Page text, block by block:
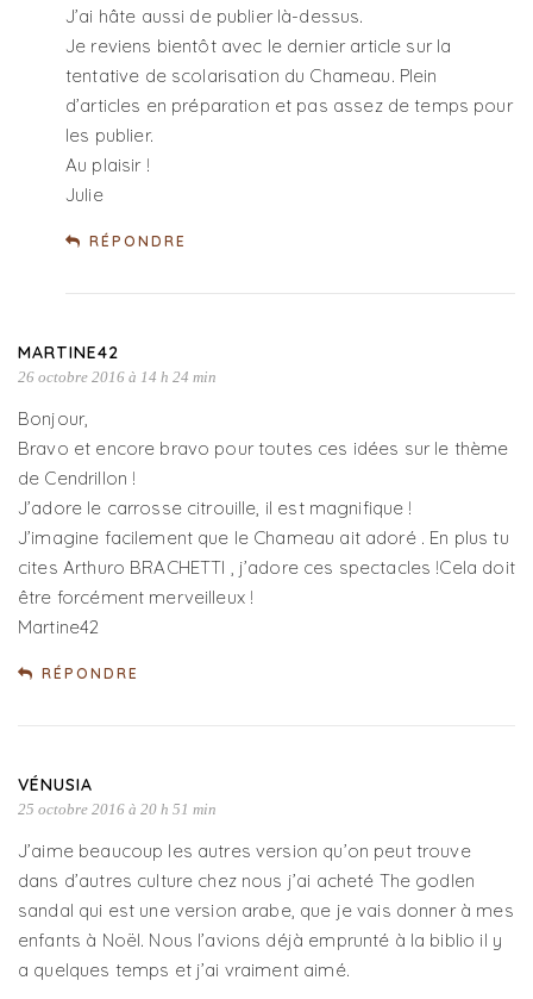
J’ai hâte aussi de publier là-dessus.
Je reviens bientôt avec le dernier article sur la
tentative de scolarisation du Chameau. Plein
d’articles en préparation et pas assez de temps pour
les publier.
Au plaisir !
Julie
RÉPONDRE
MARTINE42
26 octobre 2016 à 14 h 24 min
Bonjour,
Bravo et encore bravo pour toutes ces idées sur le thème
de Cendrillon !
J’adore le carrosse citrouille, il est magnifique !
J’imagine facilement que le Chameau ait adoré . En plus tu
cites Arthuro BRACHETTI , j’adore ces spectacles !Cela doit
être forcément merveilleux !
Martine42
RÉPONDRE
VÉNUSIA
25 octobre 2016 à 20 h 51 min
J’aime beaucoup les autres version qu’on peut trouve
dans d’autres culture chez nous j’ai acheté The godlen
sandal qui est une version arabe, que je vais donner à mes
enfants à Noël. Nous l’avions déjà emprunté à la biblio il y
a quelques temps et j’ai vraiment aimé.